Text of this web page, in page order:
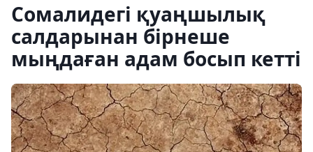
Сомалидегі қуаңшылық
салдарынан бірнеше
мыңдаған адам босып кетті